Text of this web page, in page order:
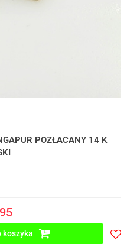
POZŁACANY 14 K
koszyka